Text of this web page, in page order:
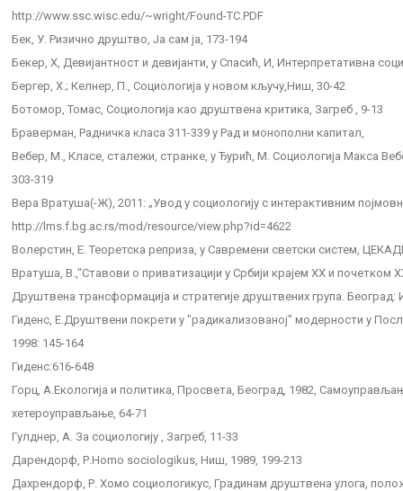
http://www.ssc.wisc.edu/~wright/Found-TC.PDF
Бек, У. Ризично друштво, Ја сам ја, 173-194
Бекер, Х, Девијантност и девијанти, у Спасић, И, Интерпретативна
Бергер, Х.; Келнер, П., Социологија у новом кључу,Ниш, 30-42
Ботомор, Томас, Социологија као друштвена критика, Загреб , 9-13
Браверман, Радничка класа 311-339 у Рад и монополни капитал,
Вебер, М., Класе, сталежи, странке, у Ђурић, М. Социологија Макса
303-319
Вера Вратуша(-Ж), 2011: „Увод у социологију с интерактивним
http://lms.f.bg.ac.rs/mod/resource/view.php?id=4622
Волерстин, Е. Теоретска реприза, у Савремени светски систем,
Вратуша, В.,“Ставови о приватизацији у Србији крајем XX и почетком
Друштвена трансформација и стратегије друштвених група.
Гиденс, Е.Друштвени покрети у "радикализованој" модерности у
1998: 145-164
Гиденс:616-648
Горц, А.Екологија и политика, Просвета, Београд, 1982,
хетероуправљање, 64-71
Гулднер, А. За социологију , Загреб, 11-33
Дарендорф, Р.Homo sociologikus, Ниш, 1989, 199-213
Дахрендорф, Р. Хомо социологикус, Градинам друштвена улога,